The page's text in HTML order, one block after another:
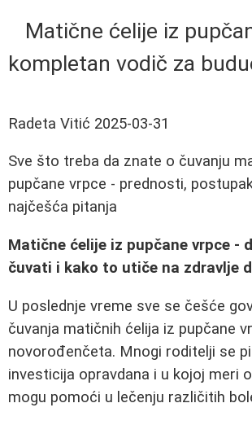
Matične ćelije iz
kompletan vodič za
Radeta Vitić 2025-03-31
Sve što treba da znate o čuvanju
pupčane vrpce - prednosti,
najčešća pitanja
Matične ćelije iz pupčane vrpce -
čuvati i kako to utiče na zdravlje
U poslednje vreme sve se češće
čuvanja matičnih ćelija iz pupčane
novorođenčeta. Mnogi roditelji se
investicija opravdana i u kojoj meri
mogu pomoći u lečenju različitih